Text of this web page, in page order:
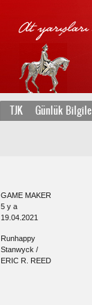
TJK Günlük
GAME MAKER
5 y a
19.04.2021
Runhappy
Stanwyck /
ERIC R. REED